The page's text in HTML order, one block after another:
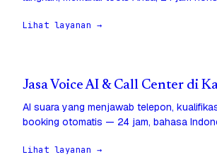
Lihat layanan →
Jasa Voice AI & Call Center di
AI suara yang menjawab telepon,
booking otomatis — 24 jam, bahasa
Lihat layanan →